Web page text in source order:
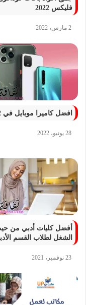
فلیکس 2022
2 مارس، 2022
افضل كاميرا موبايل في 2022
28 يونيو، 2022
أفضل كليات أدبي من
الشغل لطلاب القسم
23 نوفمبر، 2021